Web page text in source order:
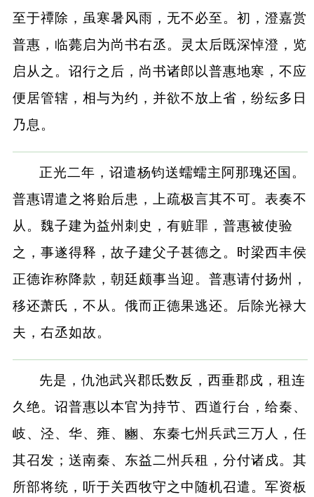
至于禫除，虽寒暑风雨，无不必至。初，澄嘉赏
普惠，临薨启为尚书右丞。灵太后既深悼澄，览
启从之。诏行之后，尚书诸郎以普惠地寒，不应
便居管辖，相与为约，并欲不放上省，纷纭多日
乃息。
正光二年，诏遣杨钧送蠕蠕主阿那瑰还国。
普惠谓遣之将贻后患，上疏极言其不可。表奏不
从。魏子建为益州刺史，有赃罪，普惠被使验
之，事遂得释，故子建父子甚德之。时梁西丰侯
正德诈称降款，朝廷颇事当迎。普惠请付扬州，
移还萧氏，不从。俄而正德果逃还。后除光禄大
夫，右丞如故。
先是，仇池武兴郡氐数反，西垂郡戍，租连
久绝。诏普惠以本官为持节、西道行台，给秦、
岐、泾、华、雍、豳、东秦七州兵武三万人，任
其召发；送南秦、东益二州兵租，分付诸戍。其
所部将统，听于关西牧守之中随机召遣。军资板